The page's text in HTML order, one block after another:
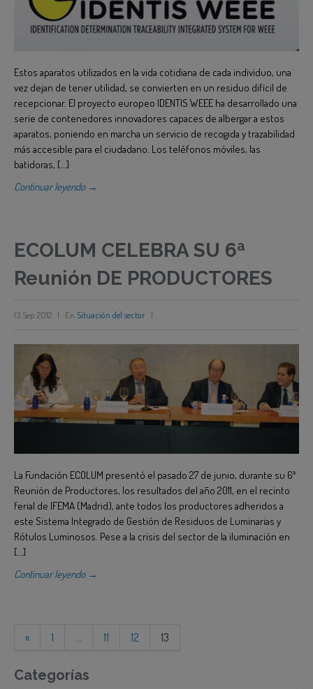
Estos aparatos utilizados en la vida cotidiana de cada individuo, una
vez dejan de tener utilidad, se convierten en un residuo difícil de
recepcionar. El proyecto europeo IDENTIS WEEE ha desarrollado una
serie de contenedores innovadores capaces de albergar a estos
aparatos, poniendo en marcha un servicio de recogida y trazabilidad
más accesible para el ciudadano. Los teléfonos móviles, las
batidoras, […]
Continuar leyendo →
ECOLUM CELEBRA SU 6ª
Reunión DE PRODUCTORES
13 Sep 2012 | En Situación del sector |
La Fundación ECOLUM presentó el pasado 27 de junio, durante su 6ª
Reunión de Productores, los resultados del año 2011, en el recinto
ferial de IFEMA (Madrid), ante todos los productores adheridos a
este Sistema Integrado de Gestión de Residuos de Luminarias y
Rótulos Luminosos. Pese a la crisis del sector de la iluminación en
[…]
Continuar leyendo →
« 1 11 12 13
Categorías